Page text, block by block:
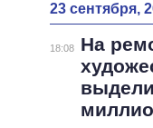
23 сентября,
18:08
На